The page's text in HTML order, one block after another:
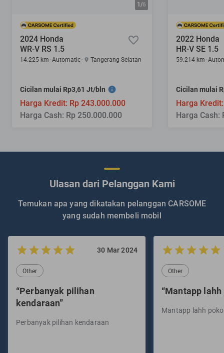
1/6
2024 Honda
WR-V RS 1.5
14.225 km Automatic Tangerang Selatan
Cicilan mulai Rp3,61 Jt/bln
Harga Kredit: Rp 243.000.000
Harga Cash: Rp 250.000.000
2022 Honda
HR-V SE 1.5
59.214 km
Cicilan mulai
Harga
Harga Cash:
Ulasan dari Pelanggan Kami
Temukan apa yang dikatakan pelanggan CARSOME
yang sudah membeli mobil
30 Mar 2024
Other
“Perbanyak pilihan
kendaraan”
Perbanyak pilihan kendaraan
Other
“Mantapp lahh
Mantapp lahh